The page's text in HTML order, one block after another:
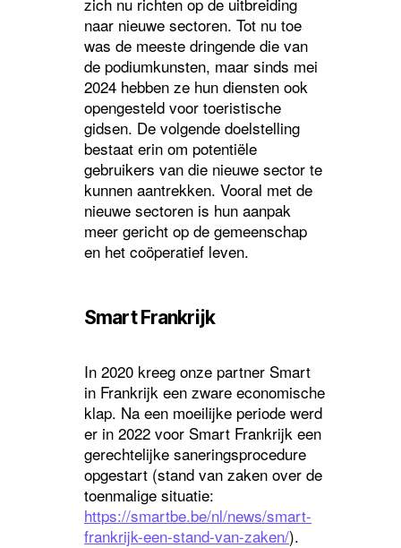
naar nieuwe sectoren. Tot nu toe
was de meeste dringende die van
de podiumkunsten, maar sinds mei
2024 hebben ze hun diensten ook
opengesteld voor toeristische
gidsen. De volgende doelstelling
bestaat erin om potentiële
gebruikers van die nieuwe sector te
kunnen aantrekken. Vooral met de
nieuwe sectoren is hun aanpak
meer gericht op de gemeenschap
en het coöperatief leven.
Smart Frankrijk
In 2020 kreeg onze partner Smart
in Frankrijk een zware economische
klap. Na een moeilijke periode werd
er in 2022 voor Smart Frankrijk een
gerechtelijke saneringsprocedure
opgestart (stand van zaken over de
toenmalige situatie:
https://smartbe.be/nl/news/smart-
frankrijk-een-stand-van-zaken/).